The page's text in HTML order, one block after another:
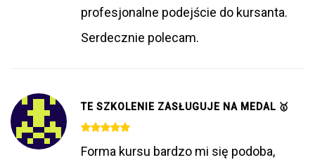
profesjonalne podejście do kursanta.
Serdecznie polecam.
TE SZKOLENIE ZASŁUGUJE NA MEDAL 🥇
Forma kursu bardzo mi się podoba,